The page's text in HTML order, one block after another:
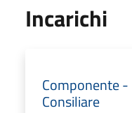
Incarichi
Componente
Consiliare